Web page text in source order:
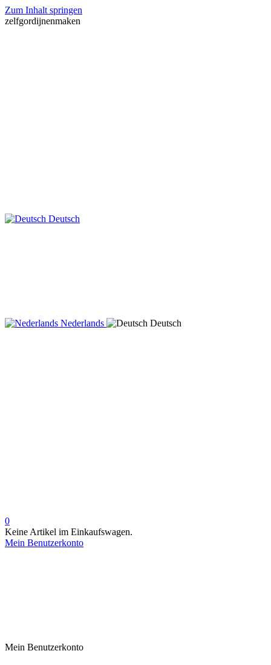
Zum Inhalt springen
zelfgordijnenmaken
Deutsch
Nederlands Deutsch
0
Keine Artikel im Einkaufswagen.
Mein Benutzerkonto
Mein Benutzerkonto